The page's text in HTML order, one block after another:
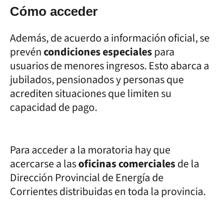
Cómo acceder
Además, de acuerdo a información oficial, se
prevéncondiciones especialespara
usuarios de menores ingresos. Esto abarca a
jubilados, pensionados y personas que
acrediten situaciones que limiten su
capacidad de pago.
Para acceder a la moratoria hay que
acercarse a lasoficinas comercialesde la
Dirección Provincial de Energía de
Corrientes distribuidas en toda la provincia.